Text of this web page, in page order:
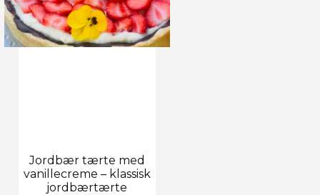
Jordbær tærte med
vanillecreme – klassisk
jordbærtærte